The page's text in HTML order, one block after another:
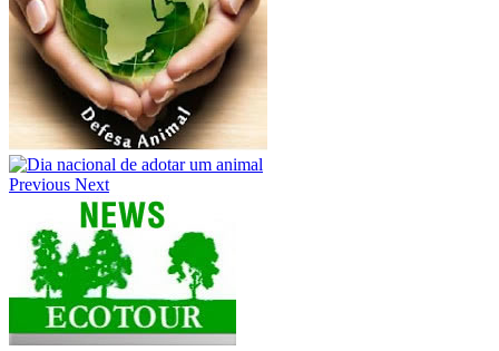
Previous Next